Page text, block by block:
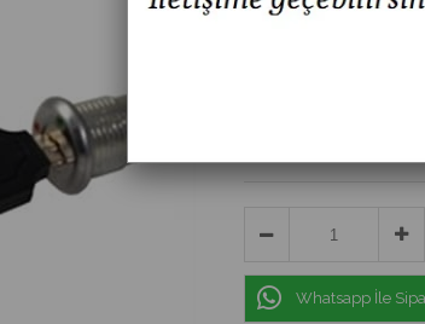
Whatsapp İle